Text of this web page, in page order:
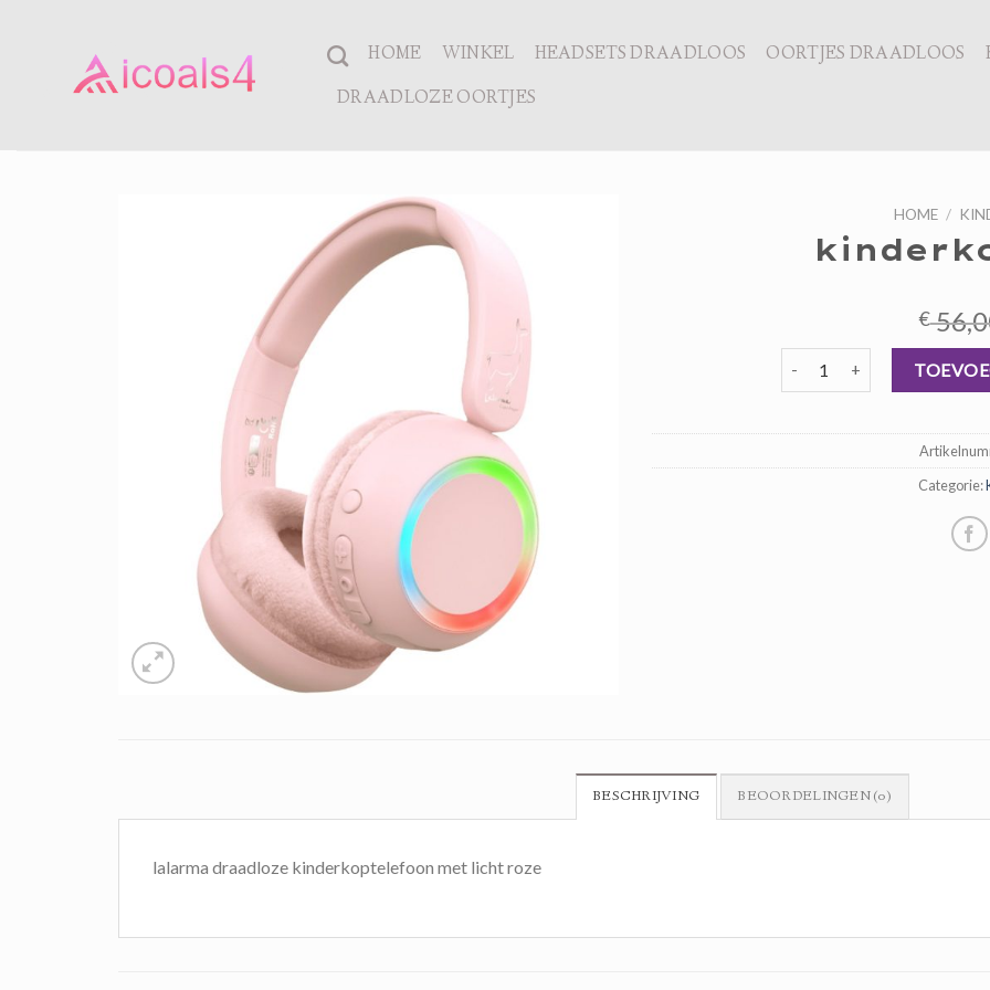
HOME WINKEL HEADSETS DRAADLOOS OORTJES DRAADLOOS
DRAADLOZE OORTJES
HOME /
€
kinderkoptelefoon aantal
Categorie:
BESCHRIJVING BEOORDELINGEN (0)
lalarma draadloze kinderkoptelefoon met licht roze